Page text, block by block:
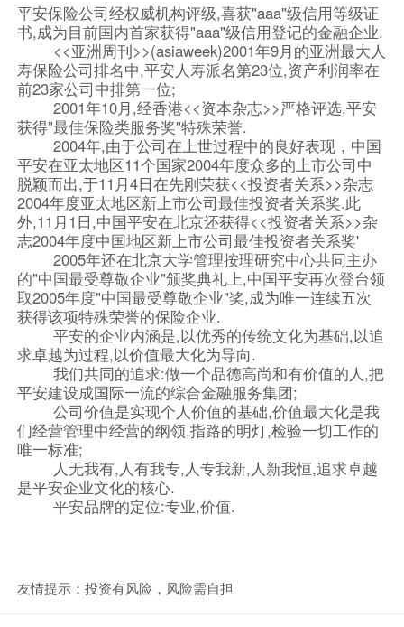
平安保险公司经权威机构评级,喜获"aaa"级信用等级证
书,成为目前国内首家获得"aaa"级信用登记的金融企业.
<<亚洲周刊>>(asiaweek)2001年9月的亚洲最大人
寿保险公司排名中,平安人寿派名第23位,资产利润率在
前23家公司中排第一位;
2001年10月,经香港<<资本杂志>>严格评选,平安
获得"最佳保险类服务奖"特殊荣誉.
2004年,由于公司在上世过程中的良好表现，中国
平安在亚太地区11个国家2004年度众多的上市公司中
脱颖而出,于11月4日在先刚荣获<<投资者关系>>杂志
2004年度亚太地区新上市公司最佳投资者关系奖.此
外,11月1日,中国平安在北京还获得<<投资者关系>>杂
志2004年度中国地区新上市公司最佳投资者关系奖'
2005年还在北京大学管理按理研究中心共同主办
的"中国最受尊敬企业"颁奖典礼上,中国平安再次登台领
取2005年度"中国最受尊敬企业"奖,成为唯一连续五次
获得该项特殊荣誉的保险企业.
平安的企业内涵是,以优秀的传统文化为基础,以追
求卓越为过程,以价值最大化为导向.
我们共同的追求:做一个品德高尚和有价值的人,把
平安建设成国际一流的综合金融服务集团;
公司价值是实现个人价值的基础,价值最大化是我
们经营管理中经营的纲领,指路的明灯,检验一切工作的
唯一标准;
人无我有,人有我专,人专我新,人新我恒,追求卓越
是平安企业文化的核心.
平安品牌的定位:专业,价值.
友情提示：投资有风险，风险需自担